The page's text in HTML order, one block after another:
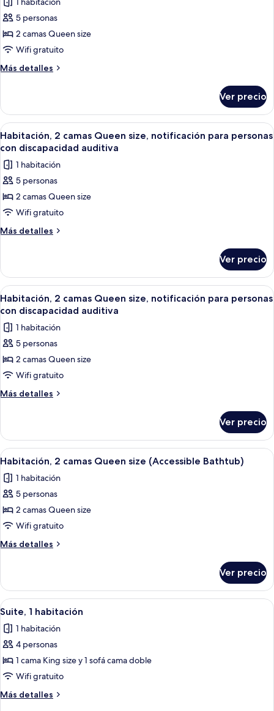
las
fotos
de
Habitación,
2
camas
size,
vista
a
la
ciudad
5 personas
2 camas Queen size
Wifi gratuito
Más detalles
Más
2
camas
Queen
size,
a
la
ciudad
Ver precio
Abrir
todas
las
fotos
de
Habitación,
2
camas
notificación
para
personas
con
discapacidad
auditiva
Ropa de cama de alta calidad y
6
Habitación, 2 camas Queen size, notificación para personas
con discapacidad auditiva
1 habitación
5 personas
2 camas Queen size
Wifi gratuito
Más detalles
Más
2
camas
Queen
size,
notificación
para
personas
discapacidad
auditiva
Ver precio
Abrir
todas
las
fotos
de
Habitación,
2
camas
notificación
para
personas
con
discapacidad
auditiva
Ropa de cama de alta calidad y
7
Habitación, 2 camas Queen size, notificación para personas
con discapacidad auditiva
1 habitación
5 personas
2 camas Queen size
Wifi gratuito
Más detalles
Más
2
camas
Queen
notificación
para
con
discapacidad
Ver precio
Abrir
todas
las
fotos
de
Habitación,
2
camas
size
(Accessible
Bathtub)
Ropa de cama de alta calidad y
7
Habitación, 2 camas Queen size (Accessible Bathtub)
1 habitación
5 personas
2 camas Queen size
Wifi gratuito
Más detalles
Más
2
camas
Queen
(Accessible
Bathtub)
Ver precio
Abrir
todas
las
fotos
de
Suite,
1
habitación
Un área de estar moderna al aire
8
Suite, 1 habitación
1 habitación
4 personas
1 cama King size y 1 sofá cama doble
Wifi gratuito
Más detalles
Más